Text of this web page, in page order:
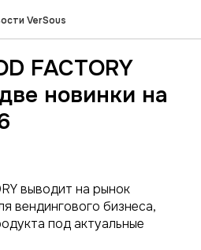
VerSous
FACTORY
новинки на
выводит на рынок
вендингового бизнеса,
под актуальные